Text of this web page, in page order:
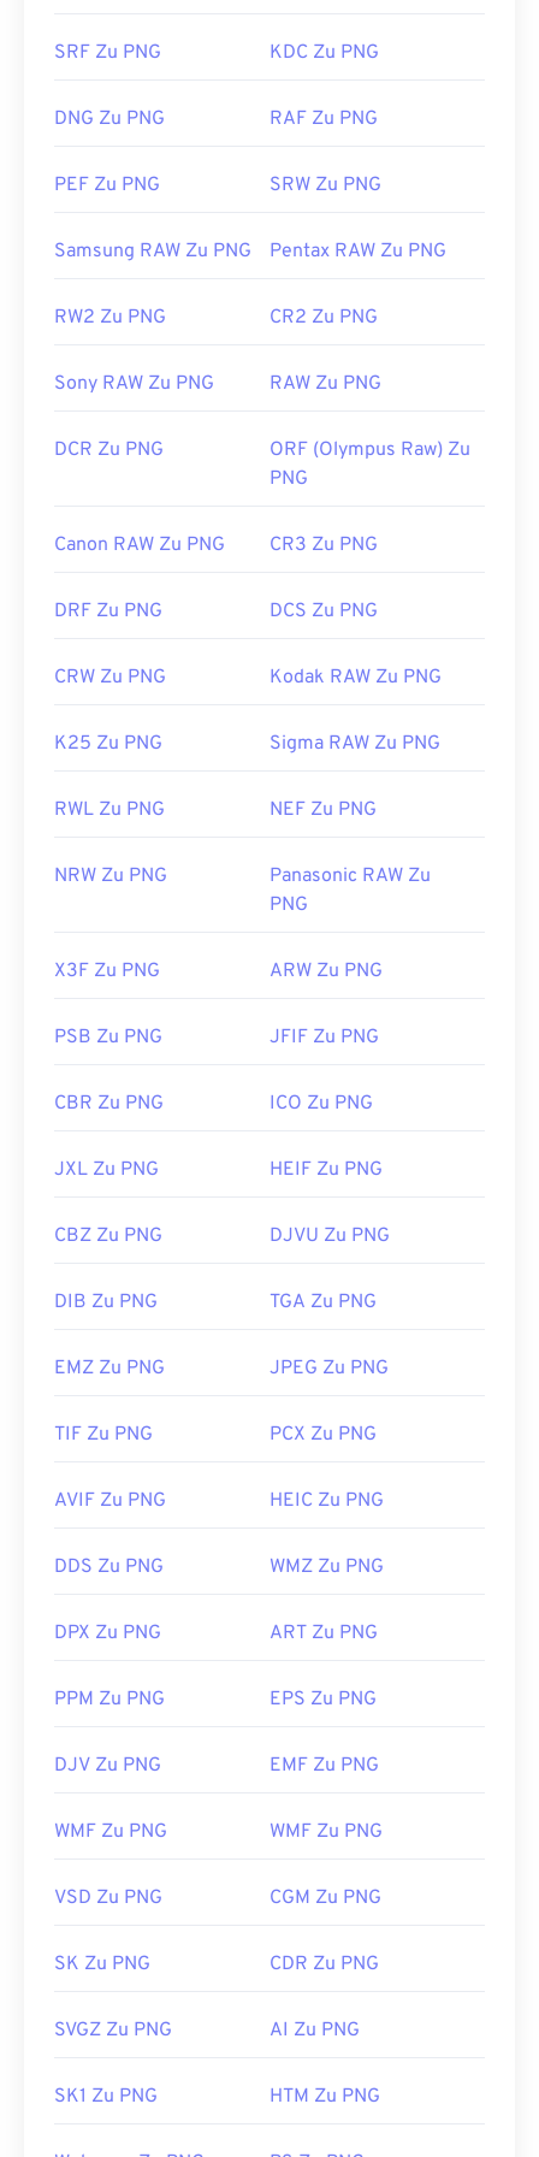
https://www.adobe.com/creativecloud/file-
https://www.file-extensions.org/tiff-file-extension
Alternative Programme wieGIMP oder
von PNG-Dateien. PNG-Dateien sind etwas größer
Einfügen in eine Webseite vorsichtig. Ein
insbesondere einen transparenten Hintergrund.
Erstveröffentlichung:
1. Oktober 1996
LifeWire-Artikel zu PNGs
Verwandte PNG-Tools:
Bildern auszuwählen
SRF Zu PNG KDC Zu PNG
DNG Zu PNG RAF Zu PNG
PEF Zu PNG SRW Zu PNG
Samsung RAW Zu PNG Pentax RAW Zu PNG
RW2 Zu PNG CR2 Zu PNG
Sony RAW Zu PNG RAW Zu PNG
DCR Zu PNG
ORF (Olympus Raw) Zu
PNG
Canon RAW Zu PNG CR3 Zu PNG
DRF Zu PNG DCS Zu PNG
CRW Zu PNG Kodak RAW Zu PNG
K25 Zu PNG Sigma RAW Zu PNG
RWL Zu PNG NEF Zu PNG
NRW Zu PNG
Panasonic RAW Zu
PNG
X3F Zu PNG ARW Zu PNG
PSB Zu PNG JFIF Zu PNG
CBR Zu PNG ICO Zu PNG
JXL Zu PNG HEIF Zu PNG
CBZ Zu PNG DJVU Zu PNG
DIB Zu PNG TGA Zu PNG
EMZ Zu PNG JPEG Zu PNG
TIF Zu PNG PCX Zu PNG
AVIF Zu PNG HEIC Zu PNG
DDS Zu PNG WMZ Zu PNG
DPX Zu PNG ART Zu PNG
PPM Zu PNG EPS Zu PNG
DJV Zu PNG EMF Zu PNG
WMF Zu PNG WMF Zu PNG
VSD Zu PNG CGM Zu PNG
SK Zu PNG CDR Zu PNG
SVGZ Zu PNG AI Zu PNG
SK1 Zu PNG HTM Zu PNG